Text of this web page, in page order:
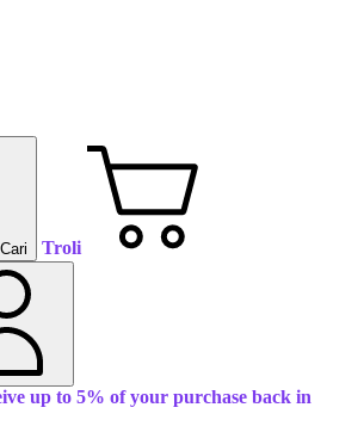
Cari Troli
up to 5% of your purchase back in